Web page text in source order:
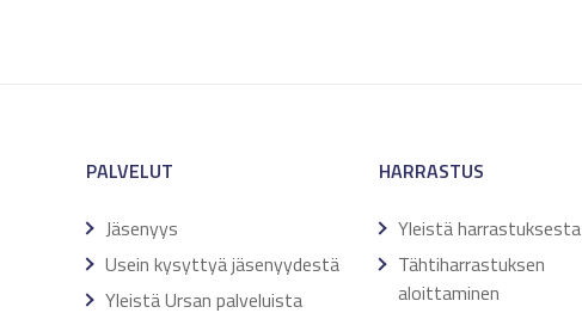
PALVELUT
Jäsenyys
Usein kysyttyä jäsenyydestä
Yleistä Ursan palveluista
HARRASTUS
Yleistä harrastuksesta
Tähtiharrastuksen
aloittaminen